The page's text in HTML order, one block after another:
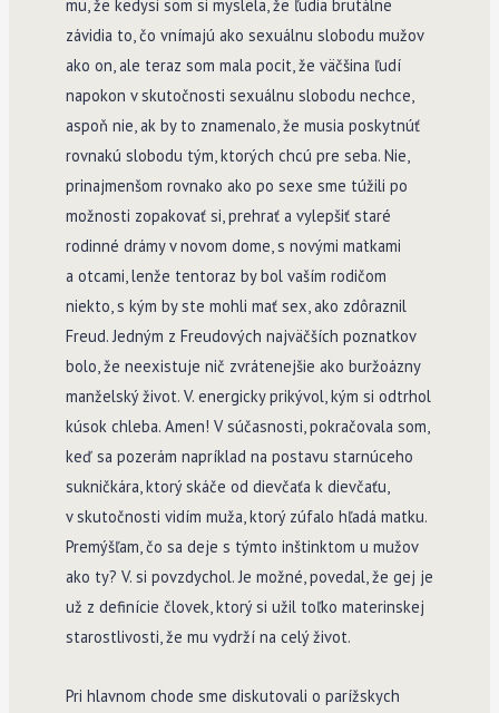
mu, že kedysi som si myslela, že ľudia brutálne
závidia to, čo vnímajú ako sexuál­nu slobodu mužov
ako on, ale teraz som mala pocit, že väčšina ľudí
napokon v skutočnosti sexuálnu slobodu nechce,
aspoň nie, ak by to znamenalo, že musia poskytnúť
rovnakú slobodu tým, ktorých chcú pre seba. Nie,
prinajmenšom rovnako ako po sexe sme túžili po
možnosti zopakovať si, prehrať a vylepšiť staré
rodinné drámy v novom dome, s novými matkami
a otcami, lenže tentoraz by bol vaším rodičom
niekto, s kým by ste mohli mať sex, ako zdôraznil
Freud. Jedným z Freudových najväčších poznatkov
bolo, že neexistuje nič zvrátenejšie ako buržoázny
manželský život. V. energicky prikývol, kým si odtrhol
kúsok chleba. Amen! V súčasnosti, pokračovala som,
keď sa pozerám napríklad na postavu starnúceho
sukničkára, ktorý skáče od dievčaťa k dievčaťu,
v skutočnosti vidím muža, ktorý zúfalo hľadá matku.
Premýšľam, čo sa deje s týmto inštinktom u mužov
ako ty? V. si povzdychol. Je možné, povedal, že gej je
už z definície človek, ktorý si užil toľko materinskej
starostlivosti, že mu vydrží na celý život.
Pri hlavnom chode sme diskutovali o parížskych